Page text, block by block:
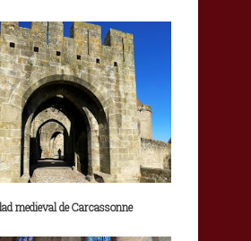
medieval de Carcassonne